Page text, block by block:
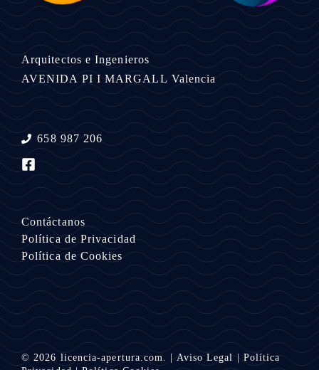
Arquitectos e Ingenieros
AVENIDA PI I MARGALL Valencia
658 987 206
Contáctanos
Política de Privacidad
Política de Cookies
© 2026 licencia-apertura.com. Aviso Legal
Política